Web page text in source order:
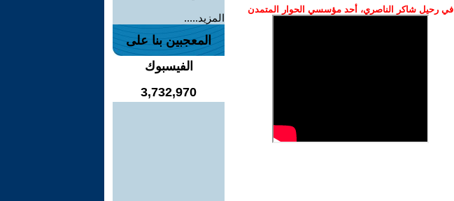
في رحيل شاكر الناصري، أحد مؤسسي الحوار المتمدن
المزيد.....
المعجبين بنا على
الفيسبوك
3,732,970